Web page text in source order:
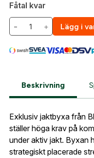
Fåtal kvar
− + Lägg i
Beskrivning
Exklusiv jaktbyxa från
ställer höga krav på
under aktiv jakt. Byxan
strategiskt placerade
E-postadress:*
Skapa konto och
Gatuadress:
Ort:*
Fyll i din e-post
sortiment.
E-post adress
Jag godkänner att
integritetspolicyn